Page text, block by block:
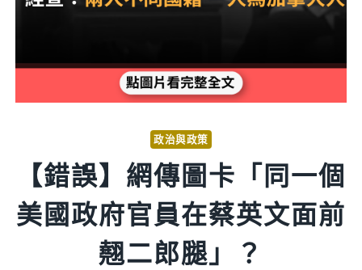
政治與政策
【錯誤】網傳圖卡「同一個
美國政府官員在蔡英文面前
翹二郎腿」？